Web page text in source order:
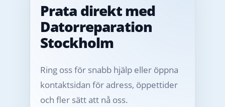
Prata direkt med
Datorreparation
Stockholm
Ring oss för snabb hjälp eller öppna
kontaktsidan för adress, öppettider
och fler sätt att nå oss.